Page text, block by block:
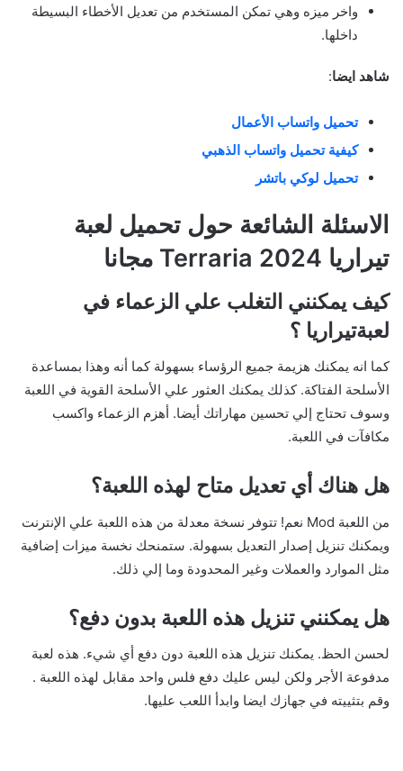
واخر ميزه وهي تمكن المستخدم من تعديل الأخطاء البسيطة
داخلها.
شاهد ايضا:
تحميل واتساب الأعمال
كيفية تحميل واتساب الذهبي
تحميل لوكي باتشر
الاسئلة الشائعة حول تحميل لعبة
تيراريا Terraria 2024 مجانا
كيف يمكنني التغلب علي الزعماء في
لعبةتيراريا ؟
كما انه يمكنك هزيمة جميع الرؤساء بسهولة كما أنه وهذا بمساعدة
الأسلحة الفتاكة. كذلك يمكنك العثور علي الأسلحة القوية في اللعبة
وسوف تحتاج إلي تحسين مهاراتك أيضا. أهزم الزعماء واكسب
مكافآت في اللعبة.
هل هناك أي تعديل متاح لهذه اللعبة؟
من اللعبة Mod نعم! تتوفر نسخة معدلة من هذه اللعبة علي الإنترنت
ويمكنك تنزيل إصدار التعديل بسهولة. ستمنحك نخسة ميزات إضافية
مثل الموارد والعملات وغير المحدودة وما إلي ذلك.
هل يمكنني تنزيل هذه اللعبة بدون دفع؟
لحسن الحظ. يمكنك تنزيل هذه اللعبة دون دفع أي شيء. هذه لعبة
مدفوعة الأجر ولكن ليس عليك دفع فلس واحد مقابل لهذه اللعبة .
وقم بتثييته في جهازك ايضا وابدأ اللعب عليها.